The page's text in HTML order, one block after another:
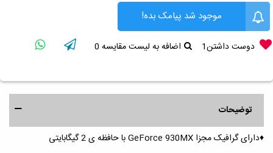
موجود شد پیامک بده!
دوست داشتن1 اضافه به لیست مقایسه 0
توضیحات
♦️دارای گرافیک مجزا GeForce 930MX با حافظه ی 2 گیگابایتی